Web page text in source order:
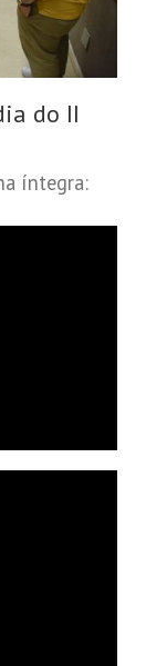
do II
íntegra: